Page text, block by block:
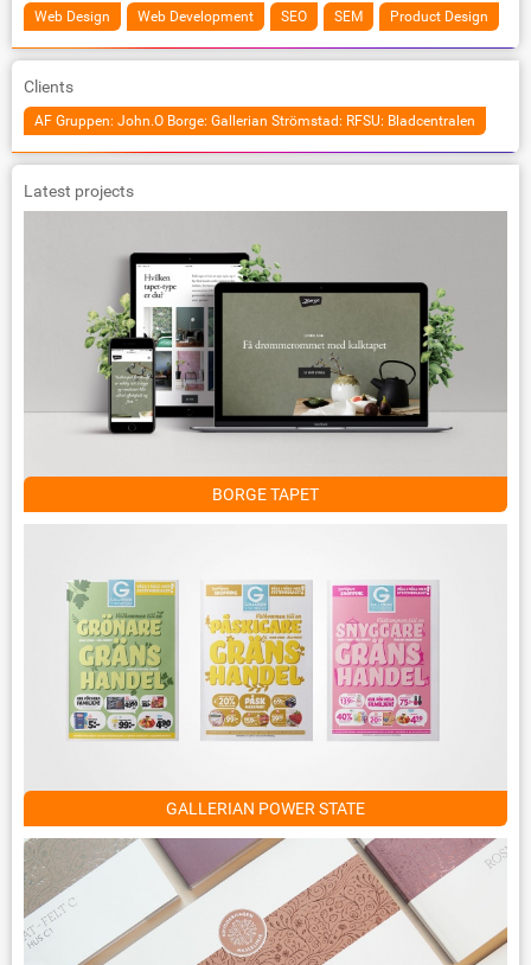
Web Design Web Development SEO SEM Product Design
Clients
AF Gruppen: John.O Borge: Gallerian Strömstad: RFSU: Bladcentralen
Latest projects
BORGE TAPET
GALLERIAN POWER STATE